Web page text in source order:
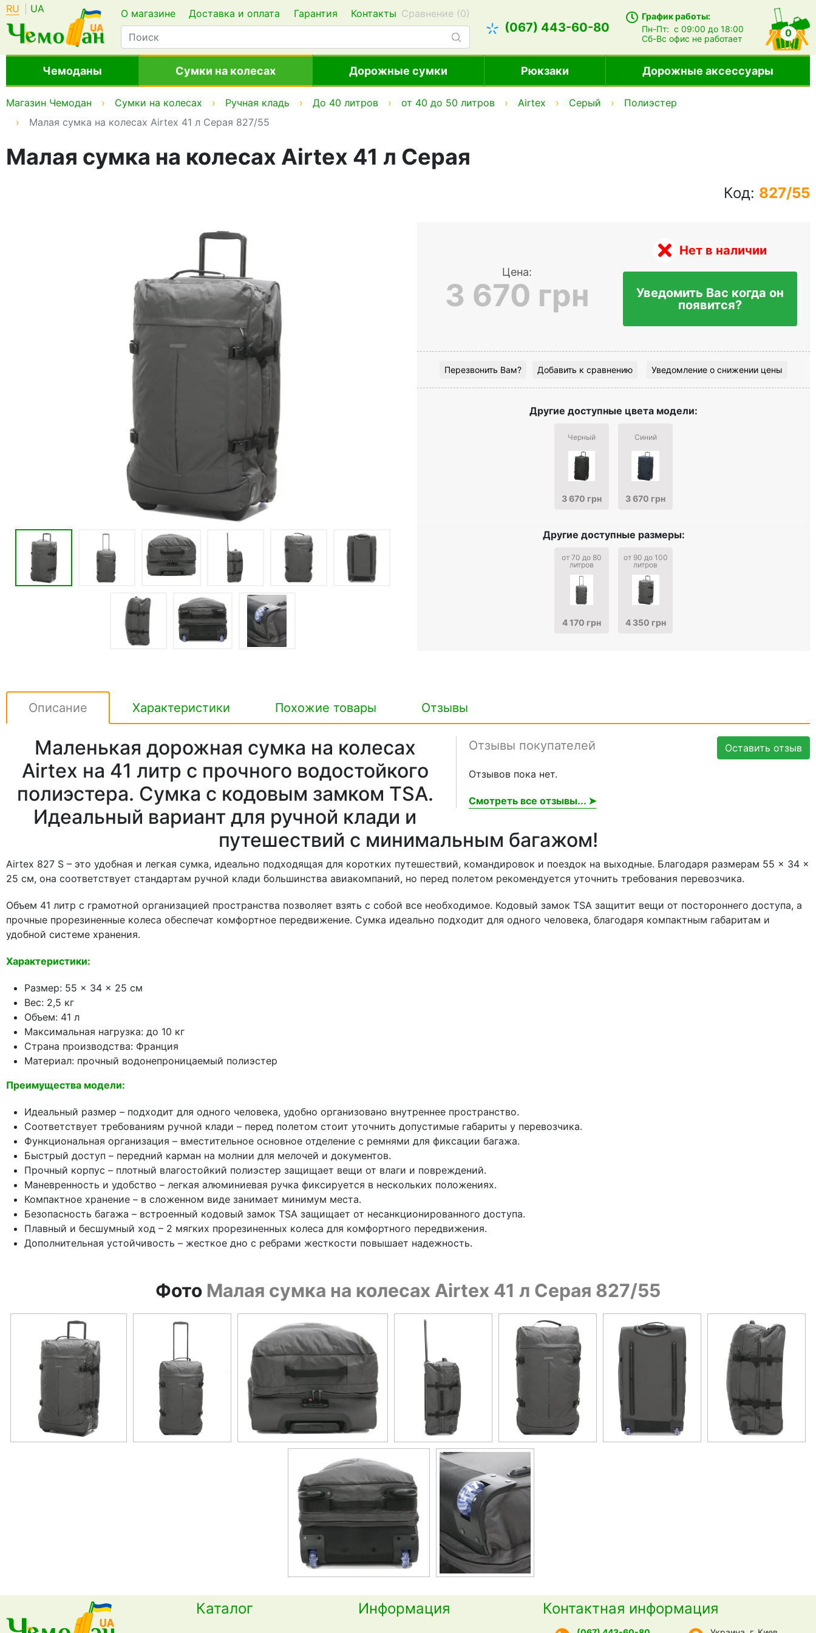
RU UA О магазине Доставка и оплата Гарантия Контакты Сравнение (0)
(067) 443-60-80
График работы:
Пн-Пт:с 09:00 до 18:00
Сб-Всофис не работает 0
Чемоданы Сумки на колесах Дорожные сумки Рюкзаки Дорожные аксессуары
Магазин Чемодан Сумки на колесах Ручная кладь До 40 литров от 40 до 50 литров Airtex Серый
Полиэстер
Малая сумка на колесах Airtex 41 л Серая 827/55
Малая сумка на колесах Airtex 41 л Серая
Код: 827/55
Цена:
3 670 грн
Нет в наличии
Уведомить Вас когда он
появится?
Перезвонить Вам? Добавить к сравнению Уведомление о снижении цены
Другие доступные цвета модели:
Черный
3 670 грн
Синий
3 670 грн
Другие доступные размеры:
от 70 до 80
литров
4 170 грн
от 90 до 100
литров
4 350 грн
Описание Характеристики Похожие товары Отзывы
Оставить отзыв
Отзывы покупателей
Отзывов пока нет.
Смотреть все отзывы... ➤
Маленькая дорожная сумка на колесах
Airtex на 41 литр с прочного водостойкого
полиэстера. Сумка с кодовым замком TSA.
Идеальный вариант для ручной клади и
путешествий с минимальным багажом!
Airtex 827 S – это удобная и легкая сумка, идеально подходящая для коротких путешествий, командировок и поездок на выходные. Благодаря размерам 55 × 34 ×
25 см, она соответствует стандартам ручной клади большинства авиакомпаний, но перед полетом рекомендуется уточнить требования перевозчика.
Объем 41 литр с грамотной организацией пространства позволяет взять с собой все необходимое. Кодовый замок TSA защитит вещи от постороннего доступа, а
прочные прорезиненные колеса обеспечат комфортное передвижение. Сумка идеально подходит для одного человека, благодаря компактным габаритам и
удобной системе хранения.
Характеристики:
Размер: 55 × 34 × 25 см
Вес: 2,5 кг
Объем: 41 л
Максимальная нагрузка: до 10 кг
Страна производства: Франция
Материал: прочный водонепроницаемый полиэстер
Преимущества модели:
Идеальный размер – подходит для одного человека, удобно организовано внутреннее пространство.
Соответствует требованиям ручной клади – перед полетом стоит уточнить допустимые габариты у перевозчика.
Функциональная организация – вместительное основное отделение с ремнями для фиксации багажа.
Быстрый доступ – передний карман на молнии для мелочей и документов.
Прочный корпус – плотный влагостойкий полиэстер защищает вещи от влаги и повреждений.
Маневренность и удобство – легкая алюминиевая ручка фиксируется в нескольких положениях.
Компактное хранение – в сложенном виде занимает минимум места.
Безопасность багажа – встроенный кодовый замок TSA защищает от несанкционированного доступа.
Плавный и бесшумный ход – 2 мягких прорезиненных колеса для комфортного передвижения.
Дополнительная устойчивость – жесткое дно с ребрами жесткости повышает надежность.
Фото Малая сумка на колесах Airtex 41 л Серая 827/55
Каталог Информация Контактная информация